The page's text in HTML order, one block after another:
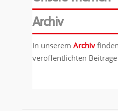
Archiv
In unserem Archiv
veröffentlichten